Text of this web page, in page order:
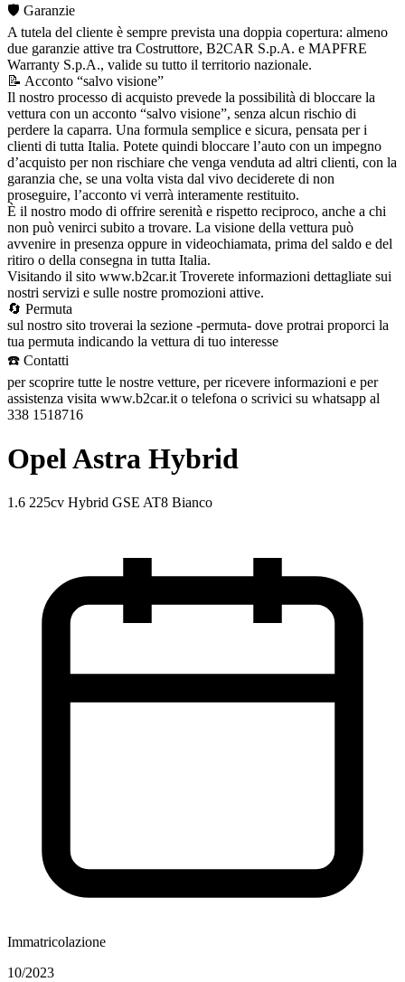
🛡️ Garanzie
A tutela del cliente è sempre prevista una doppia copertura: almeno
due garanzie attive tra Costruttore, B2CAR S.p.A. e MAPFRE
Warranty S.p.A., valide su tutto il territorio nazionale.
📝 Acconto “salvo visione”
Il nostro processo di acquisto prevede la possibilità di bloccare la
vettura con un acconto “salvo visione”, senza alcun rischio di
perdere la caparra. Una formula semplice e sicura, pensata per i
clienti di tutta Italia. Potete quindi bloccare l’auto con un impegno
d’acquisto per non rischiare che venga venduta ad altri clienti, con la
garanzia che, se una volta vista dal vivo deciderete di non
proseguire, l’acconto vi verrà interamente restituito.
È il nostro modo di offrire serenità e rispetto reciproco, anche a chi
non può venirci subito a trovare. La visione della vettura può
avvenire in presenza oppure in videochiamata, prima del saldo e del
ritiro o della consegna in tutta Italia.
Visitando il sito www.b2car.it Troverete informazioni dettagliate sui
nostri servizi e sulle nostre promozioni attive.
🔄 Permuta
sul nostro sito troverai la sezione -permuta- dove protrai proporci la
tua permuta indicando la vettura di tuo interesse
☎️ Contatti
per scoprire tutte le nostre vetture, per ricevere informazioni e per
assistenza visita www.b2car.it o telefona o scrivici su whatsapp al
338 1518716
Opel Astra Hybrid
1.6 225cv Hybrid GSE AT8 Bianco
Immatricolazione
10/2023